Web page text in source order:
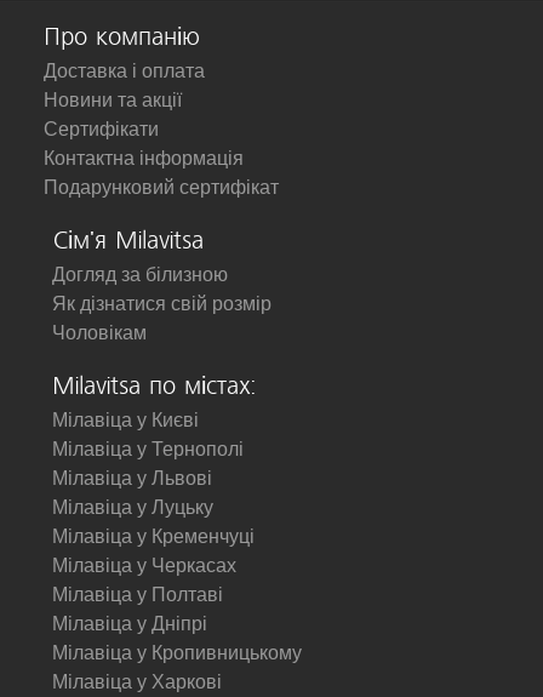
Про компанію
Доставка і оплата
Новини та акції
Сертифікати
Контактна інформація
Подарунковий сертифікат
Сім'я Milavitsa
Догляд за білизною
Як дізнатися свій розмір
Чоловікам
Milavitsa по містах:
Мілавіца у Києві
Мілавіца у Тернополі
Мілавіца у Львові
Мілавіца у Луцьку
Мілавіца у Кременчуці
Мілавіца у Черкасах
Мілавіца у Полтаві
Мілавіца у Дніпрі
Мілавіца у Кропивницькому
Мілавіца у Харкові